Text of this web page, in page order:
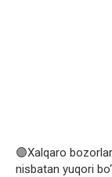
🟣Xalqaro
nisbatan yuqori